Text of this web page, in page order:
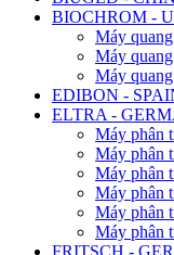
BIOCHROM -
Máy
Máy
Máy
EDIBON -
ELTRA -
Máy phân
Máy phân
Máy phân
Máy phân
Máy phân
Máy phân
FRITSCH -